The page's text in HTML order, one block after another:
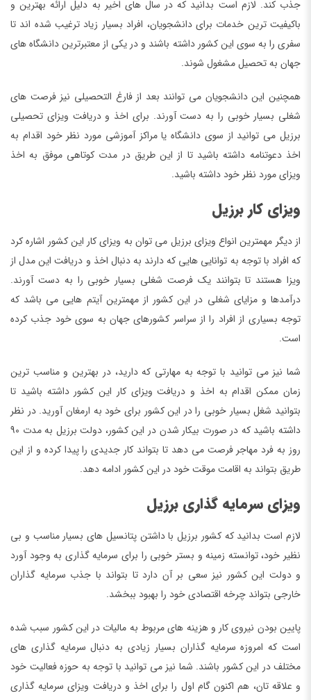
جذب کند. لازم است بدانید که در سال های اخیر به دلیل ارائه بهترین و
باکیفیت ترین خدمات برای دانشجویان، افراد بسیار زیاد ترغیب شده اند تا
سفری را به سوی این کشور داشته باشند و در یکی از معتبرترین دانشگاه های
جهان به تحصیل مشغول شوند.
همچنین این دانشجویان می توانند بعد از فارغ التحصیلی نیز فرصت های
شغلی بسیار خوبی را به دست آورند. برای اخذ و دریافت ویزای تحصیلی
برزیل می توانید از سوی دانشگاه یا مراکز آموزشی مورد نظر خود اقدام به
اخذ دعوتنامه داشته باشید تا از این طریق در مدت کوتاهی موفق به اخذ
ویزای مورد نظر خود داشته باشید.
ویزای کار برزیل
از دیگر مهمترین انواع ویزای برزیل می توان به ویزای کار این کشور اشاره کرد
که افراد با توجه به توانایی هایی که دارند به دنبال اخذ و دریافت این مدل از
ویزا هستند تا بتوانند یک فرصت شغلی بسیار خوبی را به دست آورند.
درآمدها و مزایای شغلی در این کشور از مهمترین آیتم هایی می باشد که
توجه بسیاری از افراد را از سراسر کشورهای جهان به سوی خود جذب کرده
است.
شما نیز می توانید با توجه به مهارتی که دارید، در بهترین و مناسب ترین
زمان ممکن اقدام به اخذ و دریافت ویزای کار این کشور داشته باشید تا
بتوانید شغل بسیار خوبی را در این کشور برای خود به ارمغان آورید. در نظر
داشته باشید که در صورت بیکار شدن در این کشور، دولت برزیل به مدت 90
روز به فرد مهاجر فرصت می دهد تا بتواند کار جدیدی را پیدا کرده و از این
طریق بتواند به اقامت موقت خود در این کشور ادامه دهد.
ویزای سرمایه گذاری برزیل
لازم است بدانید که کشور برزیل با داشتن پتانسیل های بسیار مناسب و بی
نظیر خود، توانسته زمینه و بستر خوبی را برای سرمایه گذاری به وجود آورد
و دولت این کشور نیز سعی بر آن دارد تا بتواند با جذب سرمایه گذاران
خارجی بتواند چرخه اقتصادی خود را بهبود ببخشد.
پایین بودن نیروی کار و هزینه های مربوط به مالیات در این کشور سبب شده
است که امروزه سرمایه گذاران بسیار زیادی به دنبال سرمایه گذاری های
مختلف در این کشور باشند. شما نیز می توانید با توجه به حوزه فعالیت خود
و علاقه تان، هم اکنون گام اول را برای اخذ و دریافت ویزای سرمایه گذاری